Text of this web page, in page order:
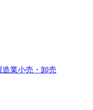
造業小売・卸売